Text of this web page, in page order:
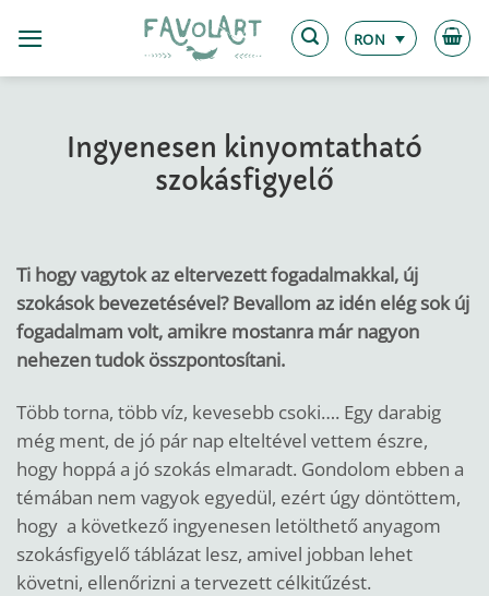
RON
Ingyenesen kinyomtatható
szokásfigyelő
Ti hogy vagytok az eltervezett fogadalmakkal, új
szokások bevezetésével? Bevallom az idén elég sok új
fogadalmam volt, amikre mostanra már nagyon
nehezen tudok összpontosítani.
Több torna, több víz, kevesebb csoki…. Egy darabig
még ment, de jó pár nap elteltével vettem észre,
hogy hoppá a jó szokás elmaradt. Gondolom ebben a
témában nem vagyok egyedül, ezért úgy döntöttem,
hogy a következő ingyenesen letölthető anyagom
szokásfigyelő táblázat lesz, amivel jobban lehet
követni, ellenőrizni a tervezett célkitűzést.